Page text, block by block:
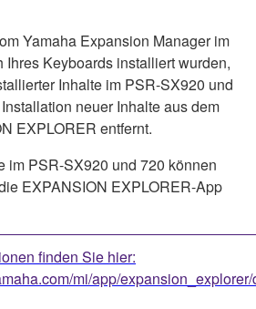
Yamaha Expansion Manager im
Ihres Keyboards installiert wurden,
Inhalte im PSR-SX920 und
neuer Inhalte aus dem
EXPLORER entfernt.
im PSR-SX920 und 720 können
EXPANSION EXPLORER-App
finden Sie hier:
mi/app/